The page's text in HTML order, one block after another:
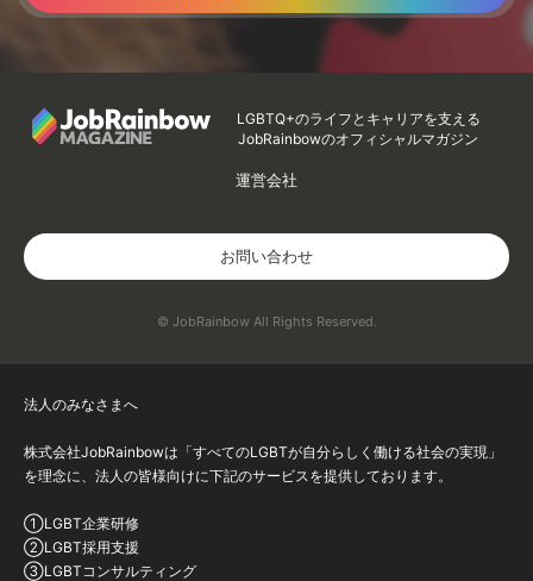
LGBTQ+のライフとキャリアを支える
JobRainbowのオフィシャルマガジン
運営会社
お問い合わせ
© JobRainbow All Rights Reserved.
法人のみなさまへ
株式会社JobRainbowは「すべてのLGBTが自分らしく働ける社会の実現」
を理念に、法人の皆様向けに下記のサービスを提供しております。
①LGBT企業研修
②LGBT採用支援
③LGBTコンサルティング